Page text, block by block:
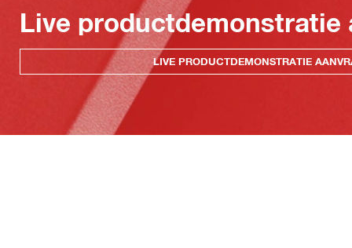
Live productdemonstratie
LIVE PRODUCTDEMONSTRATIE